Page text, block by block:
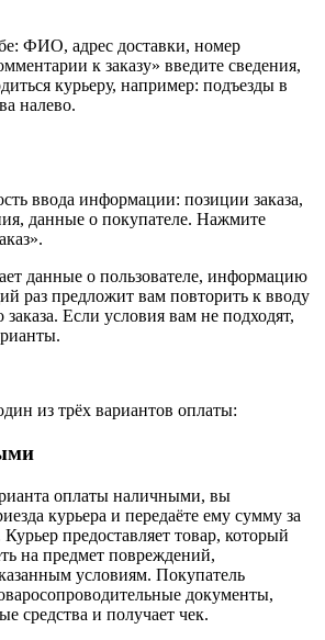
ФИО, адрес доставки, номер
к заказу» введите сведения,
курьеру, например: подъезды в
налево.
ввода информации: позиции заказа,
данные о покупателе. Нажмите
данные о пользователе, информацию
раз предложит вам повторить к вводу
Если условия вам не подходят,
из трёх вариантов оплаты:
оплаты наличными, вы
курьера и передаёте ему сумму за
предоставляет товар, который
на предмет повреждений,
условиям. Покупатель
документы,
средства и получает чек.